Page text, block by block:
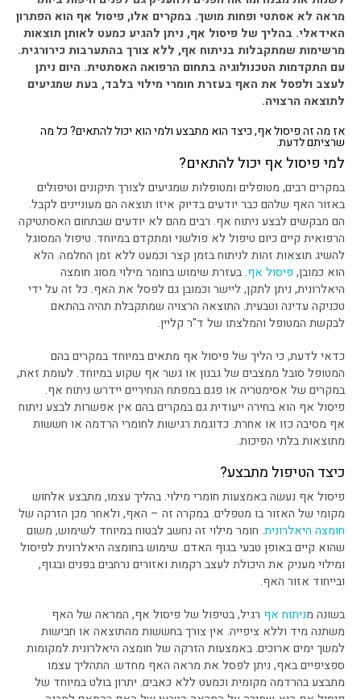
מראה לא אסתטי ופחות מושך. במקרים אלו, פיסול אף הוא הפתרון
האידאלי. בהליך של פיסול אף, ניתן להגיע כמעט לאותן תוצאות
מרשימות שמתקבלות בניתוח אף, ללא צורך בהתערבות כירורגית.
עם התקדמות הטכנולוגיה בתחום הרפואה האסתטית. היום ניתן
לעצב ולפסל את האף בעזרת חומרי מילוי בלבד, בעת שמגיעים
לתוצאה הרצויה.
אז מה זה פיסול אף, כיצד הוא מתבצע ולמי הוא יכול להתאים? כל מה
שרציתם לדעת.
למי פיסול אף יכול להתאים?
במקרים רבים, מטופלים ומטופלות שמגיעים לצורך תיקונים וטיפולים
באזור האף שלהם כבר יודעים בדיוק איזו תוצאה הם מעוניינים לקבל.
הם מבקשים לבצע ניתוח אף. רבים מהם לא יודעים שבתחום האסתטיקה
הרפואית קיים כיום טיפול לא פולשני ומתקדם במיוחד. טיפול המסוגל
להשיג תוצאות זהות לניתוח בזמן קצר וכמעט ללא זמן החלמה. הלא
הוא כמובן, פיסול אף. בעזרת שימוש בחומר מילוי מסוג חומצה
היאלרונית, ניתן לתקן, ליישר וכמובן גם לפסל את האף. כל זה על ידי
טכניקה עדינה וטבעית. התוצאה הרצויה שמתקבלת תהיה בהתאם
לבקשת המטופל והמלצתו של ד"ר קליין.
כדאי לדעת, כי הליך של פיסול אף מתאים במיוחד במקרים בהם
המטופל סובל ממצבים של גבנון או גשר אף שקוע במיוחד. לעומת זאת,
במקרים של אסימטריה או פגם במפתח הנחיריים יידרש ניתוח אף.
פיסול אף הוא בחירה ייעודית גם במקרים בהם אין אפשרות לבצע ניתוח
אף מסיבה כזו או אחרת. כדוגמת רגישות לחומרי הרדמה או חששות
מתוצאות בלתי הפיכות.
כיצד הטיפול מתבצע?
פיסול אף נעשה באמצעות חומרי מילוי. בהליך עצמו, מתבצע אלחוש
מקומי של האזור בו מטפלים. במקרה זה – האף, ולאחר מכן הזרקה של
חומצה היאלרונית. חומר מילוי זה נחשב לבטוח במיוחד לשימוש, משום
שהוא קיים באופן טבעי בגוף האדם. שימוש בחומצה היאלרונית לפיסול
ומילוי מעניק את היכולת לעצב רקמות ואזורים נרחבים בפנים ובגוף,
ובייחוד אזור האף.
בשונה מניתוח אף רגיל, בטיפול של פיסול אף, המראה של האף
משתנה מיד וללא ציפייה. אין צורך בחששות מהתוצאה או חבישות
למשך ימים ארוכים. באמצעות הזרקה של חומצה היאלרונית למקומות
ספציפיים באף, ניתן לפסל את מראה האף מחדש. התהליך עצמו
מתבצע בהרדמה מקומית וכמעט ללא כאבים. יתרון בולט במיוחד של